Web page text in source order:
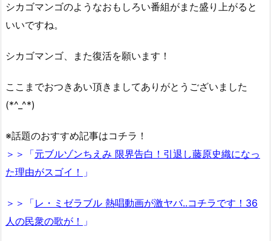
シカゴマンゴのようなおもしろい番組がまた盛り上がると
いいですね。
シカゴマンゴ、また復活を願います！
ここまでおつきあい頂きましてありがとうございました
(*^_^*)
※話題のおすすめ記事はコチラ！
＞＞「元ブルゾンちえみ 限界告白！引退し藤原史織になっ
た理由がスゴイ！ 」
＞＞「レ・ミゼラブル 熱唱動画が激ヤバ..コチラです！36
人の民衆の歌が！ 」